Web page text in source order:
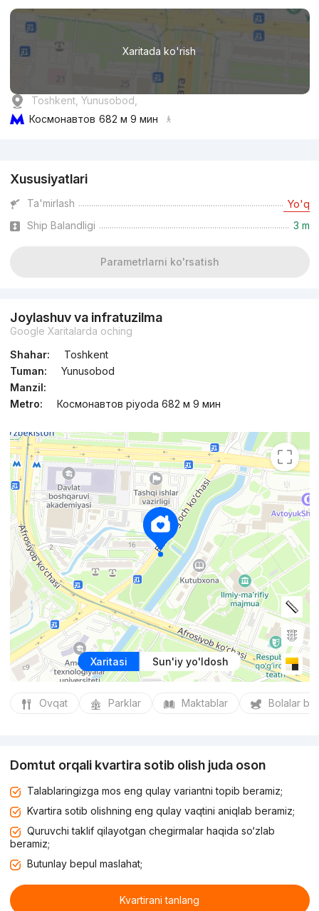
Xaritada ko'rish
Toshkent, Yunusobod,
Космонавтов 682 м 9 мин
Xususiyatlari
Ta'mirlash Yo'q
Ship Balandligi 3 m
Parametrlarni ko'rsatish
Joylashuv va infratuzilma
Google Xaritalarda oching
Shahar:
Toshkent
Tuman:
Yunusobod
Manzil:
Metro:
Космонавтов piyoda 682 м 9 мин
Xaritasi Sun'iy yo'ldosh
Ovqat Parklar Maktablar Bolalar
Domtut orqali kvartira sotib olish juda oson
Talablaringizga mos eng qulay variantni topib beramiz;
Kvartira sotib olishning eng qulay vaqtini aniqlab beramiz;
Quruvchi taklif qilayotgan chegirmalar haqida so‘zlab
beramiz;
Butunlay bepul maslahat;
Kvartirani tanlang